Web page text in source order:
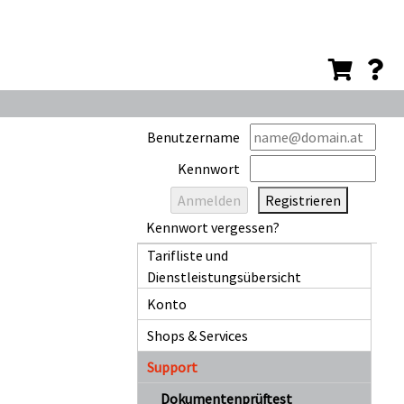
Benutzername
Kennwort
Registrieren
Kennwort vergessen?
Tarifliste und
Dienstleistungsübersicht
Konto
Shops & Services
Support
Dokumentenprüftest